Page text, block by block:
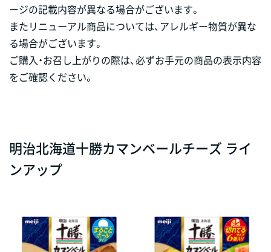
ージの記載内容が異なる場合がございます。
またリニューアル商品については、アレルギー物質が異な
る場合がございます。
ご購入・お召し上がりの際は、必ずお手元の商品の表示内容
をご確認ください。
明治北海道十勝カマンベールチーズ ライ
ンアップ